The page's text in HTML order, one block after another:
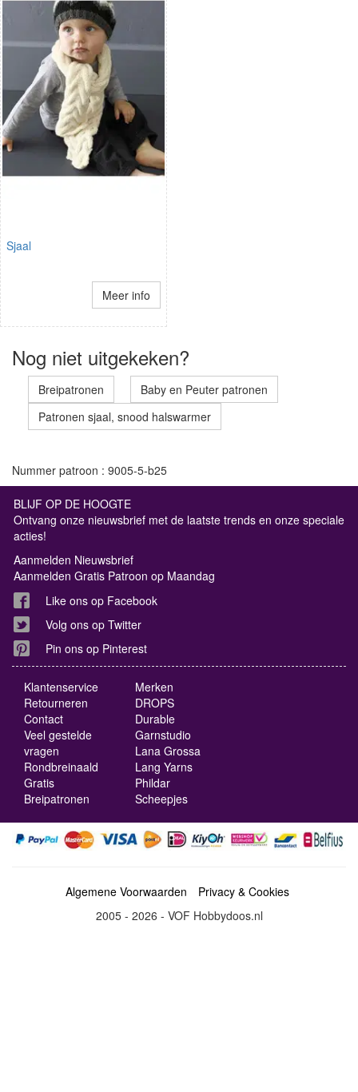
Sjaal
Meer info
Nog niet uitgekeken?
Breipatronen
Baby en Peuter patronen
Patronen sjaal, snood halswarmer
Nummer patroon : 9005-5-b25
BLIJF OP DE HOOGTE
Ontvang onze nieuwsbrief met de laatste trends en onze speciale
acties!
Aanmelden Nieuwsbrief
Aanmelden Gratis Patroon op Maandag
Like ons op Facebook
Volg ons op Twitter
Pin ons op Pinterest
Klantenservice
Retourneren
Contact
Veel gestelde
vragen
Rondbreinaald
Gratis
Breipatronen
Merken
DROPS
Durable
Garnstudio
Lana Grossa
Lang Yarns
Phildar
Scheepjes
Algemene Voorwaarden
Privacy & Cookies
2005 - 2026 - VOF Hobbydoos.nl